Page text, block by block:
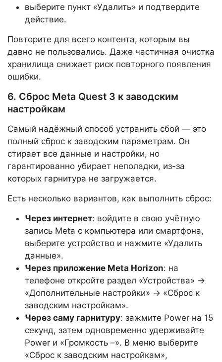
выберите пункт «Удалить» и подтвердите
действие.
Повторите для всего контента, которым вы
давно не пользовались. Даже частичная очистка
хранилища снижает риск повторного появления
ошибки.
6. Сброс Meta Quest 3 к заводским
настройкам
Самый надёжный способ устранить сбой — это
полный сброс к заводским параметрам. Он
стирает все данные и настройки, но
гарантированно убирает неполадки, из-за
которых гарнитура не загружается.
Есть несколько вариантов, как выполнить сброс:
Через интернет: войдите в свою учётную
запись Meta с компьютера или смартфона,
выберите устройство и нажмите «Удалить
данные».
Через приложение Meta Horizon: на
телефоне откройте раздел «Устройства» →
«Дополнительные настройки» → «Сброс к
заводским настройкам».
Через саму гарнитуру: зажмите Power на 15
секунд, затем одновременно удерживайте
Power и «Громкость –». В меню выберите
«Сброс к заводским настройкам»,